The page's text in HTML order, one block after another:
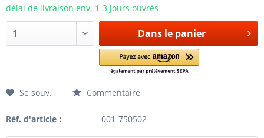
délai de livraison env. 1-3 jours ouvrés
Dans le panier
Se souv. Commentaire
Réf. d'article : 001-750502